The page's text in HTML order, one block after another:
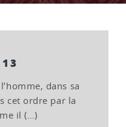
dans sa
cet ordre par la
il (…)